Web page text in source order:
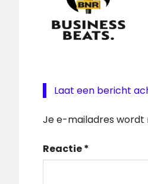
Laat een bericht
Je e-mailadres wordt
Reactie*